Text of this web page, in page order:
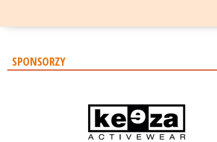
SPONSORZY